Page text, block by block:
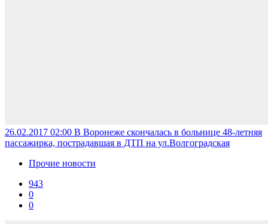
26.02.2017 02:00 В Воронеже скончалась в больнице 48-летняя
пассажирка, пострадавшая в ДТП на ул.Волгоградская
Прочие новости
943
0
0